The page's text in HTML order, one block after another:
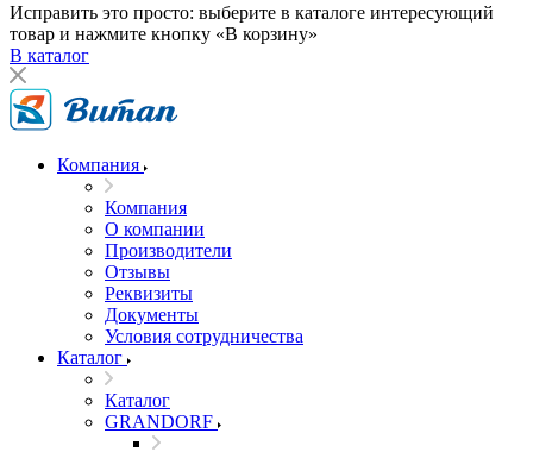
Исправить это просто: выберите в каталоге интересующий
товар и нажмите кнопку «В корзину»
В каталог
Компания
Компания
О компании
Производители
Отзывы
Реквизиты
Документы
Условия сотрудничества
Каталог
Каталог
GRANDORF